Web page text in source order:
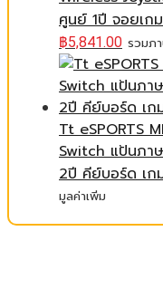
ศูนย์ 1ปี จอยเก
฿5,841.00 รวมภ
Tt eSPORTS
Switch แป้นภา
2ปี คีย์บอร์ด เก
มูลค่าเพิ่ม